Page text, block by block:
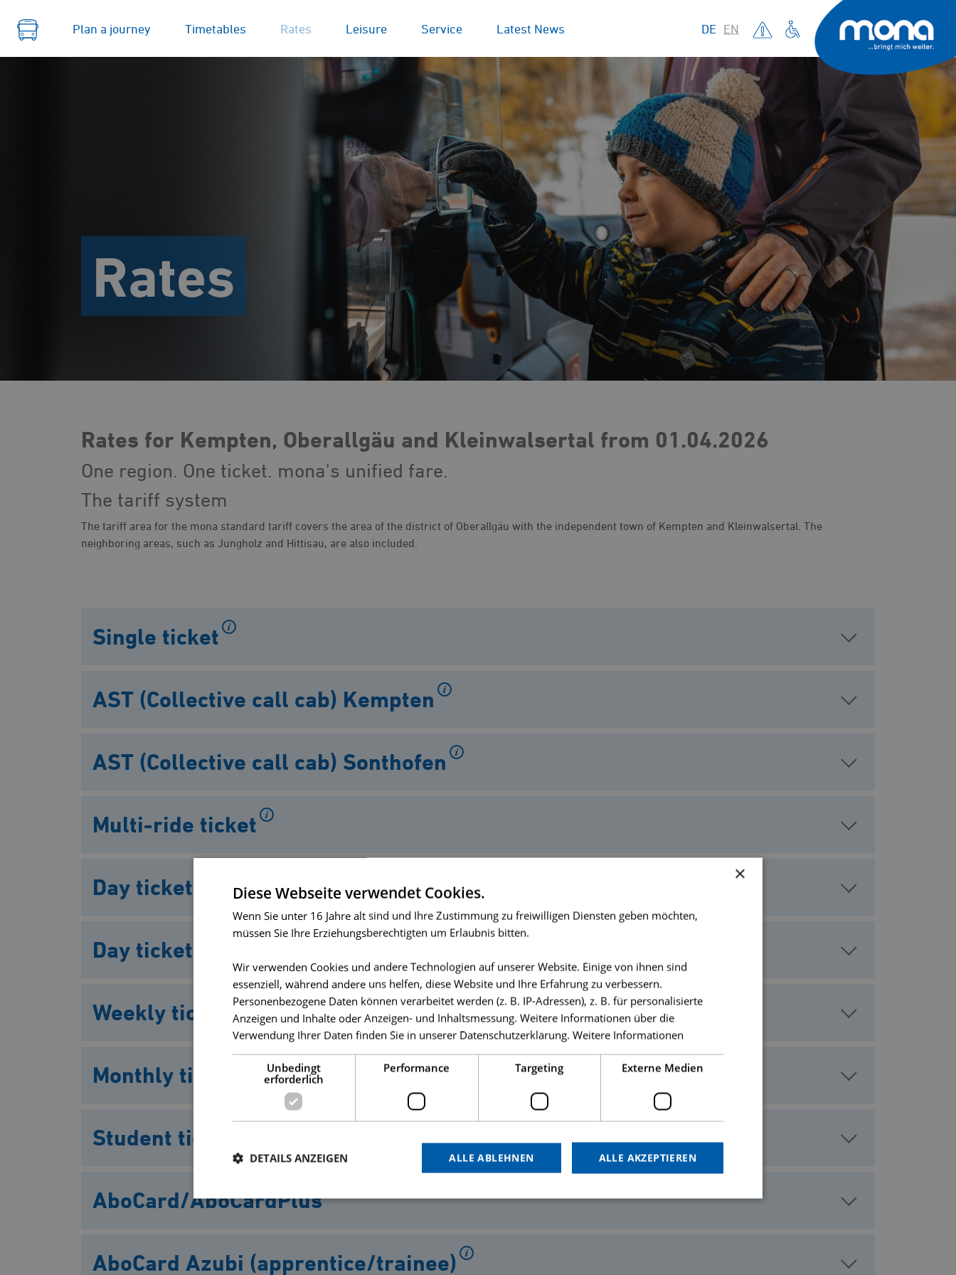
Plan a journey Timetables Rates Leisure Service Latest News DE EN
Rates
Rates for Kempten, Oberallgäu and Kleinwalsertal from 01.04.2026
One region. One ticket. mona's unified fare.
The tariff system
The tariff area for the mona standard tariff covers the area of the district of Oberallgäu with the independent town of Kempten and Kleinwalsertal. The
neighboring areas, such as Jungholz and Hittisau, are also included.
Single ticket
AST (Collective call cab) Kempten
AST (Collective call cab) Sonthofen
Multi-ride ticket
Day ticket bus
Day ticket bus & train
Weekly ticket
Monthly ticket
Student ticket
AboCard/AboCardPlus
AboCard Azubi (apprentice/trainee)
×
Diese Webseite verwendet Cookies.
Wenn Sie unter 16 Jahre alt sind und Ihre Zustimmung zu freiwilligen Diensten geben möchten,
müssen Sie Ihre Erziehungsberechtigten um Erlaubnis bitten.
Wir verwenden Cookies und andere Technologien auf unserer Website. Einige von ihnen sind
essenziell, während andere uns helfen, diese Website und Ihre Erfahrung zu verbessern.
Personenbezogene Daten können verarbeitet werden (z. B. IP-Adressen), z. B. für personalisierte
Anzeigen und Inhalte oder Anzeigen- und Inhaltsmessung. Weitere Informationen über die
Verwendung Ihrer Daten finden Sie in unserer Datenschutzerklärung. Weitere Informationen
Unbedingt
erforderlich
Performance Targeting Externe Medien
ALLE AKZEPTIEREN
ALLE ABLEHNEN
DETAILS ANZEIGEN